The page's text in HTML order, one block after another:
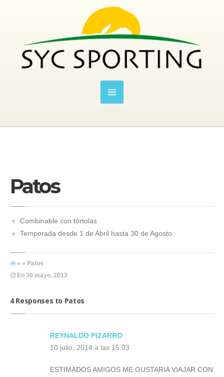
Patos
Combinable con tórtolas
Temporada desde 1 de Abril hasta 30 de Agosto
» » Patos
En 30 mayo, 2013
4 Responses to Patos
REYNALDO PIZARRO
10 julio, 2014 a las 15:03
ESTIMADOS AMIGOS ME GUSTARIA VIAJAR CON